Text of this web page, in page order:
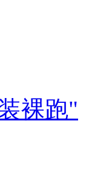
裸跑"